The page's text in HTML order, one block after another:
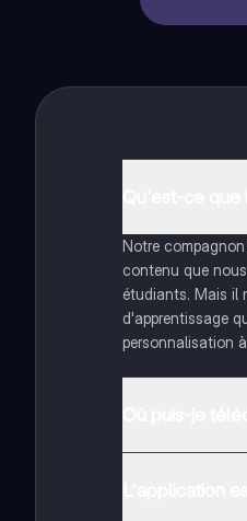
Notre
contenu que
étudiants. Mais il
d'apprentissage
personnalisation